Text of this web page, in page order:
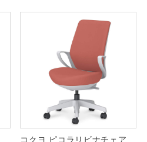
コクヨ ピコラリビナチェア